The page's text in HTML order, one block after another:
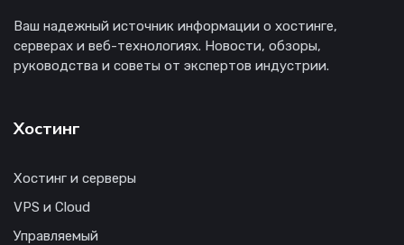
Ваш надежный источник информации о хостинге,
серверах и веб-технологиях. Новости, обзоры,
руководства и советы от экспертов индустрии.
Хостинг
Хостинг и серверы
VPS и Cloud
Управляемый